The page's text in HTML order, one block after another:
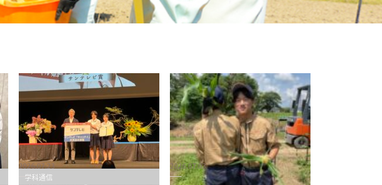
学科通信
2026.07.23 2026.07.03